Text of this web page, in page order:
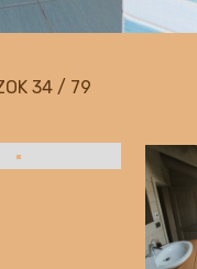
34 / 79